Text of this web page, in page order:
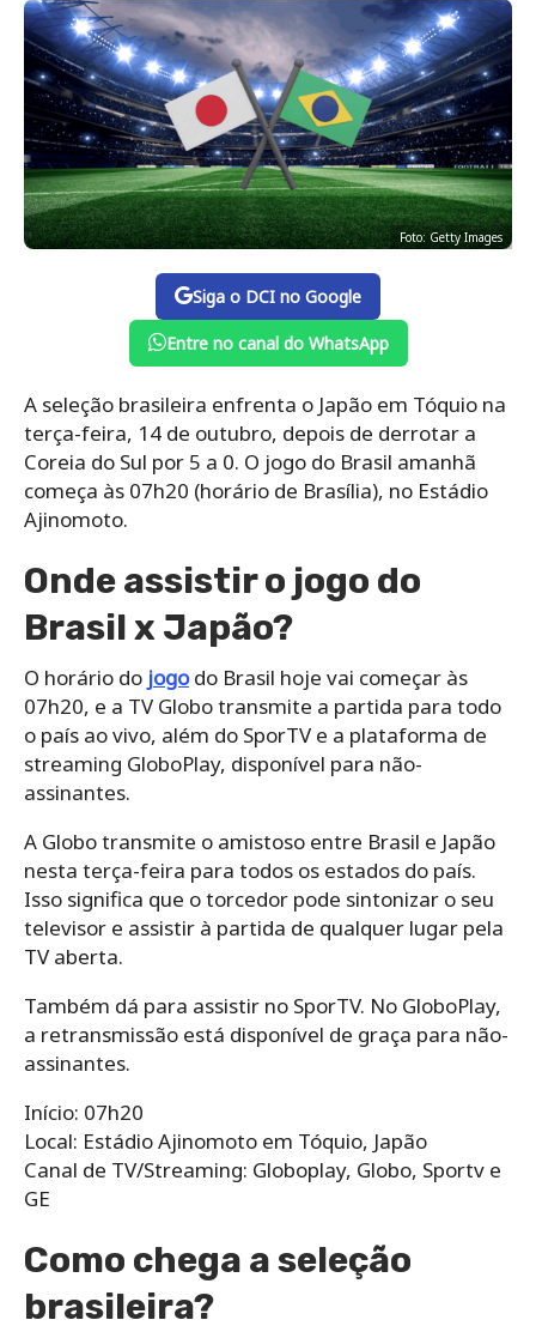
Foto: Getty Images
Siga o DCI no Google
Entre no canal do WhatsApp
A seleção brasileira enfrenta o Japão em Tóquio na
terça-feira, 14 de outubro, depois de derrotar a
Coreia do Sul por 5 a 0. O jogo do Brasil amanhã
começa às 07h20 (horário de Brasília), no Estádio
Ajinomoto.
Onde assistir o jogo do
Brasil x Japão?
O horário do jogodo Brasil hoje vai começar às
07h20, e a TV Globo transmite a partida para todo
o país ao vivo, além do SporTV e a plataforma de
streaming GloboPlay, disponível para não-
assinantes.
A Globo transmite o amistoso entre Brasil e Japão
nesta terça-feira para todos os estados do país.
Isso significa que o torcedor pode sintonizar o seu
televisor e assistir à partida de qualquer lugar pela
TV aberta.
Também dá para assistir no SporTV. No GloboPlay,
a retransmissão está disponível de graça para não-
assinantes.
Início: 07h20
Local: Estádio Ajinomoto em Tóquio, Japão
Canal de TV/Streaming: Globoplay, Globo, Sportv e
GE
Como chega a seleção
brasileira?